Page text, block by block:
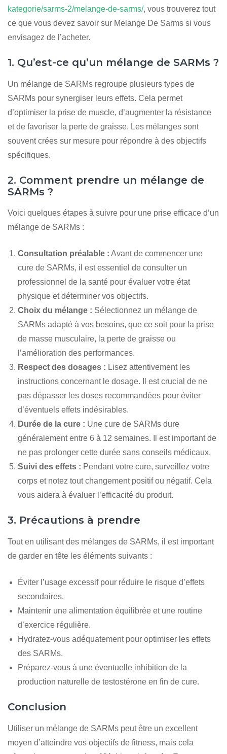
kategorie/sarms-2/melange-de-sarms/, vous trouverez tout
ce que vous devez savoir sur Melange De Sarms si vous
envisagez de l’acheter.
1. Qu’est-ce qu’un mélange de SARMs ?
Un mélange de SARMs regroupe plusieurs types de
SARMs pour synergiser leurs effets. Cela permet
d’optimiser la prise de muscle, d’augmenter la résistance
et de favoriser la perte de graisse. Les mélanges sont
souvent crées sur mesure pour répondre à des objectifs
spécifiques.
2. Comment prendre un mélange de
SARMs ?
Voici quelques étapes à suivre pour une prise efficace d’un
mélange de SARMs :
Consultation préalable : Avant de commencer une
cure de SARMs, il est essentiel de consulter un
professionnel de la santé pour évaluer votre état
physique et déterminer vos objectifs.
Choix du mélange : Sélectionnez un mélange de
SARMs adapté à vos besoins, que ce soit pour la prise
de masse musculaire, la perte de graisse ou
l’amélioration des performances.
Respect des dosages : Lisez attentivement les
instructions concernant le dosage. Il est crucial de ne
pas dépasser les doses recommandées pour éviter
d’éventuels effets indésirables.
Durée de la cure : Une cure de SARMs dure
généralement entre 6 à 12 semaines. Il est important de
ne pas prolonger cette durée sans conseils médicaux.
Suivi des effets : Pendant votre cure, surveillez votre
corps et notez tout changement positif ou négatif. Cela
vous aidera à évaluer l’efficacité du produit.
3. Précautions à prendre
Tout en utilisant des mélanges de SARMs, il est important
de garder en tête les éléments suivants :
Éviter l’usage excessif pour réduire le risque d’effets
secondaires.
Maintenir une alimentation équilibrée et une routine
d’exercice régulière.
Hydratez-vous adéquatement pour optimiser les effets
des SARMs.
Préparez-vous à une éventuelle inhibition de la
production naturelle de testostérone en fin de cure.
Conclusion
Utiliser un mélange de SARMs peut être un excellent
moyen d’atteindre vos objectifs de fitness, mais cela